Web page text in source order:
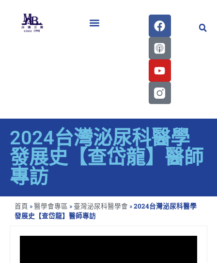
2024台灣泌尿科醫學
發展史【查岱龍】醫師
專訪
首頁 »醫學會專區 » 臺灣泌尿科醫學會 »2024台灣泌尿科醫學
發展史【查岱龍】醫師專訪